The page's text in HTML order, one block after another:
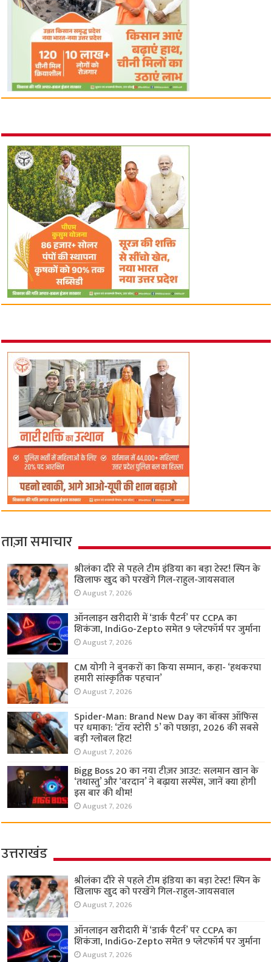
ताज़ा समाचार
श्रीलंका दौरे से पहले टीम इंडिया का बड़ा टेस्ट! स्पिन के
खिलाफ खुद को परखेंगे गिल-राहुल-जायसवाल
August 7, 2026
ऑनलाइन खरीदारी में ‘डार्क पैटर्न’ पर CCPA का
शिकंजा, IndiGo-Zepto समेत 9 प्लेटफॉर्म पर जुर्माना
August 7, 2026
CM योगी ने बुनकरों का किया सम्मान, कहा- ‘हथकरघा
हमारी सांस्कृतिक पहचान’
August 7, 2026
Spider-Man: Brand New Day का बॉक्स ऑफिस
पर धमाका: ‘टॉय स्टोरी 5’ को पछाड़ा, 2026 की सबसे
बड़ी ग्लोबल हिट!
August 7, 2026
Bigg Boss 20 का नया टीज़र आउट: सलमान खान के
‘तथास्तु’ और ‘वरदान’ ने बढ़ाया सस्पेंस, जानें क्या होगी
इस बार की थीम!
August 7, 2026
उत्तराखंड
श्रीलंका दौरे से पहले टीम इंडिया का बड़ा टेस्ट! स्पिन के
खिलाफ खुद को परखेंगे गिल-राहुल-जायसवाल
August 7, 2026
ऑनलाइन खरीदारी में ‘डार्क पैटर्न’ पर CCPA का
शिकंजा, IndiGo-Zepto समेत 9 प्लेटफॉर्म पर जुर्माना
August 7, 2026